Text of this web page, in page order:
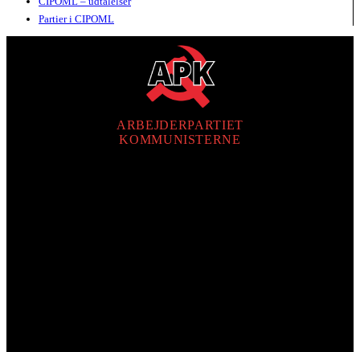
Partier i CIPOML
ARBEJDERPARTIET
KOMMUNISTERNE